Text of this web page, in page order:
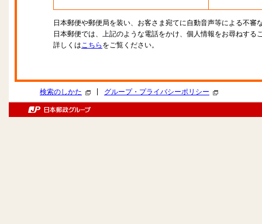
日本郵便や郵便局を装い、お客さま宛てに自動音声等による不審
日本郵便では、上記のような電話をかけ、個人情報をお尋ねする
詳しくはこちら をご覧ください。
検索のしかた グループ・プライバシーポリシー